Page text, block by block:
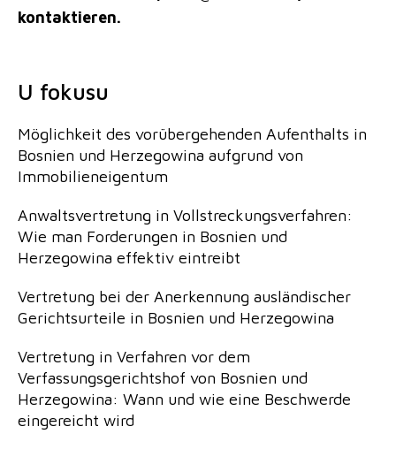
kontaktieren.
U fokusu
Möglichkeit des vorübergehenden Aufenthalts in
Bosnien und Herzegowina aufgrund von
Immobilieneigentum
Anwaltsvertretung in Vollstreckungsverfahren:
Wie man Forderungen in Bosnien und
Herzegowina effektiv eintreibt
Vertretung bei der Anerkennung ausländischer
Gerichtsurteile in Bosnien und Herzegowina
Vertretung in Verfahren vor dem
Verfassungsgerichtshof von Bosnien und
Herzegowina: Wann und wie eine Beschwerde
eingereicht wird